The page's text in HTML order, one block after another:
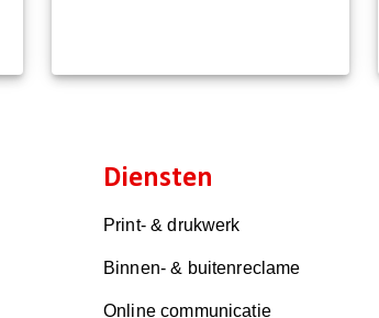
Diensten
Print- & drukwerk
Binnen- & buitenreclame
Online communicatie